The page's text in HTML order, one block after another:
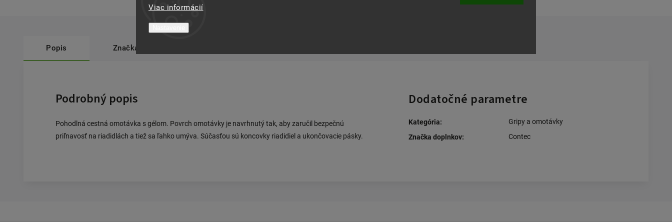
Viac informácií
Popis Značka
Podrobný popis
Pohodlná cestná omotávka s gélom. Povrch omotávky je navrhnutý tak, aby zaručil bezpečnú
priľnavosť na riadidlách a tiež sa ľahko umýva. Súčasťou sú koncovky riadidiel a ukončovacie pásky.
Dodatočné parametre
Kategória:
Gripy a omotávky
Značka doplnkov: Contec